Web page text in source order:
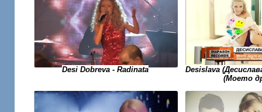
Desi Dobreva - Radinata
Desislava
(Моето